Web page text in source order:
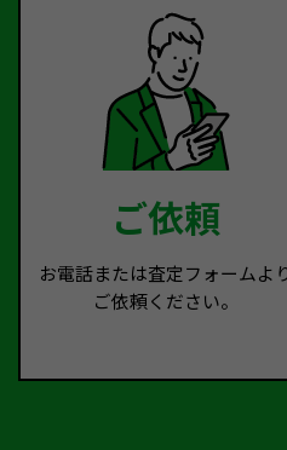
ご依頼
お電話または査定フォームよ
ご依頼ください。